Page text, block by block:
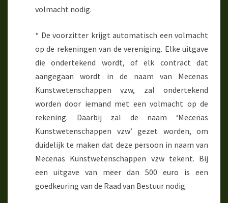
volmacht nodig.
* De voorzitter krijgt automatisch een volmacht
op de rekeningen van de vereniging. Elke uitgave
die ondertekend wordt, of elk contract dat
aangegaan wordt in de naam van Mecenas
Kunstwetenschappen vzw, zal ondertekend
worden door iemand met een volmacht op de
rekening. Daarbij zal de naam ‘Mecenas
Kunstwetenschappen vzw’ gezet worden, om
duidelijk te maken dat deze persoon in naam van
Mecenas Kunstwetenschappen vzw tekent. Bij
een uitgave van meer dan 500 euro is een
goedkeuring van de Raad van Bestuur nodig.